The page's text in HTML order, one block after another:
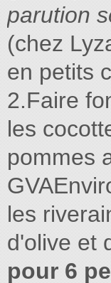
parution
(chez
en petits
2.Faire
les
pommes
les
d'olive et
pour 6